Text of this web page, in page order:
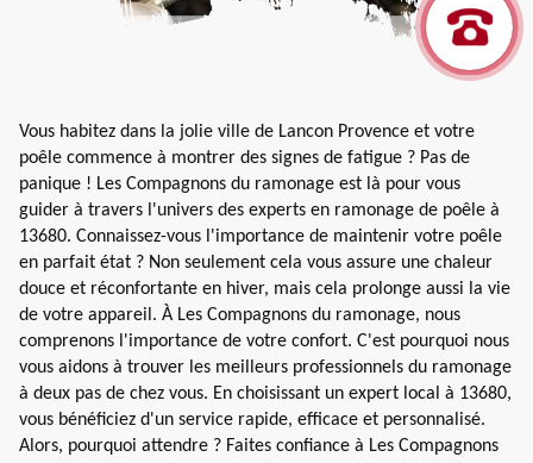
Vous habitez dans la jolie ville de Lancon Provence et votre
poêle commence à montrer des signes de fatigue ? Pas de
panique ! Les Compagnons du ramonage est là pour vous
guider à travers l'univers des experts en ramonage de poêle à
13680. Connaissez-vous l'importance de maintenir votre poêle
en parfait état ? Non seulement cela vous assure une chaleur
douce et réconfortante en hiver, mais cela prolonge aussi la vie
de votre appareil. À Les Compagnons du ramonage, nous
comprenons l'importance de votre confort. C'est pourquoi nous
vous aidons à trouver les meilleurs professionnels du ramonage
à deux pas de chez vous. En choisissant un expert local à 13680,
vous bénéficiez d'un service rapide, efficace et personnalisé.
Alors, pourquoi attendre ? Faites confiance à Les Compagnons